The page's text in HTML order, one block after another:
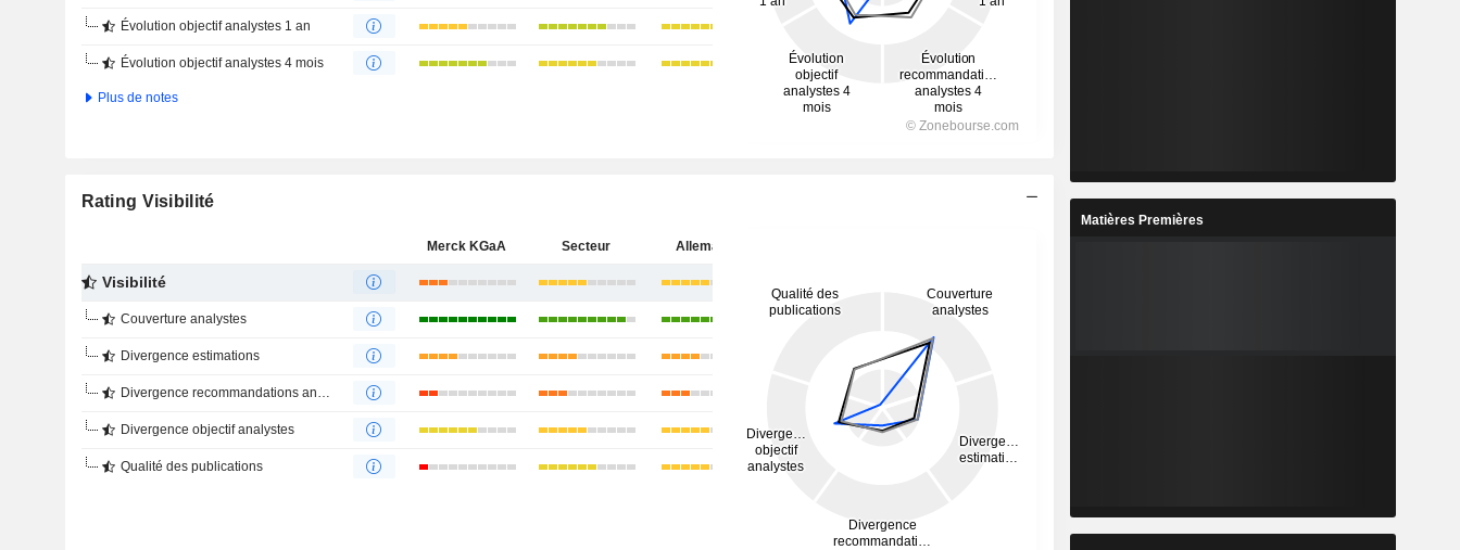
Évolution objectif analystes 1 an
Évolution objectif analystes 4 mois
Plus de notes
Rating Visibilité
Merck KGaA Secteur Allemagne
Visibilité
Couverture analystes
Divergence estimations
Divergence recommandations analystes
Divergence objectif analystes
Qualité des publications
Matières Premières